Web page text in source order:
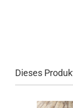
Dieses